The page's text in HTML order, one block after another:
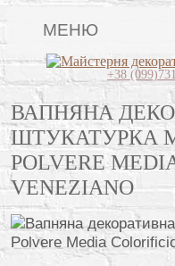
МЕНЮ
Lincrusta
Види штукатурок
Поклейка шпалер
Картини
Декоративні панно
Відео
+38
ВАПНЯНА
ШТУКАТУРКА
POLVERE
VENEZIANO